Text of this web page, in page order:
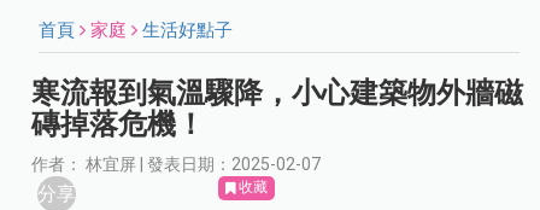
首頁 家庭 生活好點子
寒流報到氣溫驟降，小心建築物外牆磁
磚掉落危機！
作者： 林宜屏 | 發表日期：2025-02-07
分享 收藏